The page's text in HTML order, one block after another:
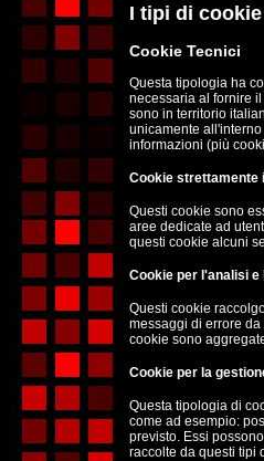
I tipi di
Cookie Tecnici
Questa tipologia ha
necessaria al fornire
sono in territorio
unicamente
informazioni (più
Cookie strettamente
Questi cookie sono
aree dedicate ad
questi cookie alcuni
Cookie per l'analisi
Questi cookie
messaggi di errore
cookie sono
Cookie per la
Questa tipologia di
come ad esempio:
previsto. Essi
raccolte da questi tipi